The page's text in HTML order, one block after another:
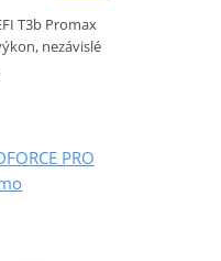
T3b Promax
nezávislé
PRO